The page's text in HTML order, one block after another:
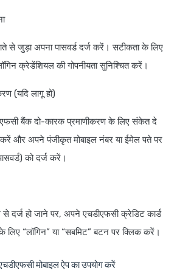
से जुड़ा अपना पासवर्ड दर्ज करें। सटीकता के लिए
क्रेडेंशियल की गोपनीयता सुनिश्चित करें।
(यदि लागू हो)
बैंक दो-कारक प्रमाणीकरण के लिए संकेत दे
करें और अपने पंजीकृत मोबाइल नंबर या ईमेल पते पर
को दर्ज करें।
से दर्ज हो जाने पर, अपने एचडीएफसी क्रेडिट कार्ड
“लॉगिन” या “सबमिट” बटन पर क्लिक करें।
मोबाइल ऐप का उपयोग करें